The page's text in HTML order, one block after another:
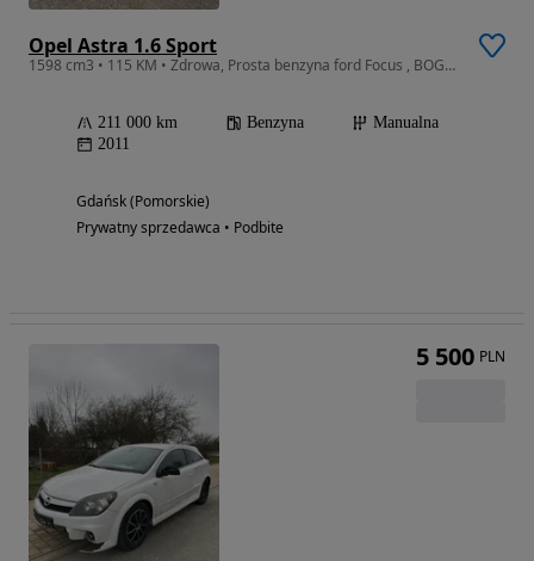
Opel Astra 1.6 Sport
1598 cm3 • 115 KM • Zdrowa, Prosta benzyna ford Focus , BOGATE wyposażenie.
211 000 km Benzyna
Manualna
2011
Gdańsk (Pomorskie)
Prywatny sprzedawca • Podbite
5 500 PLN